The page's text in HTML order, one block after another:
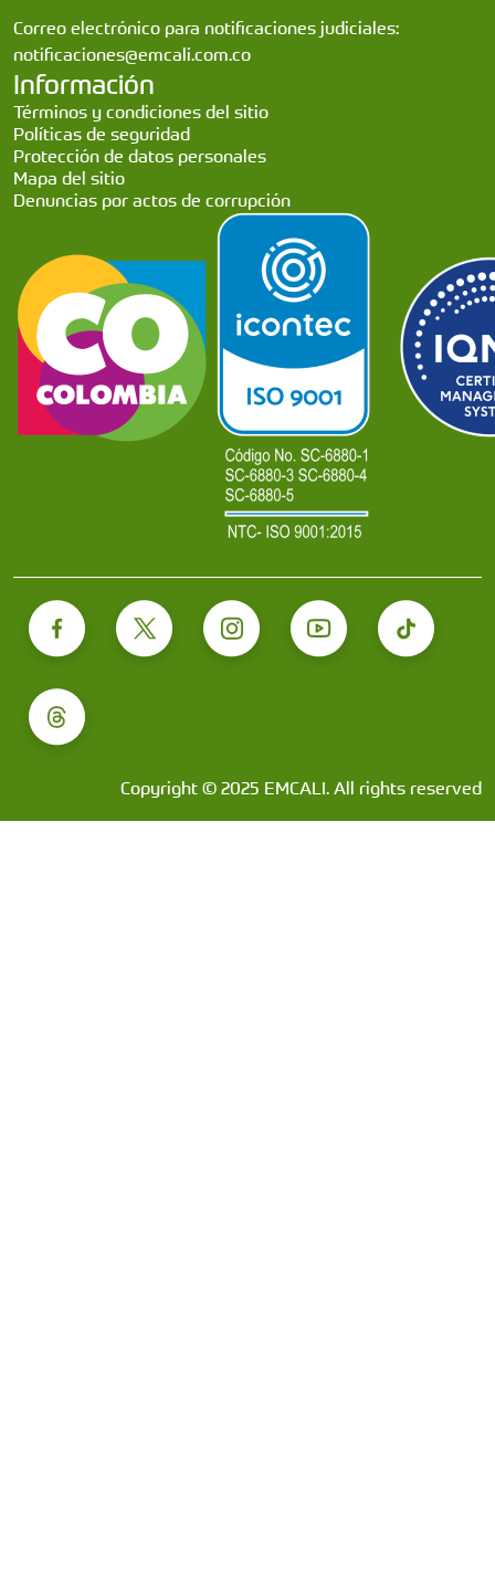
Correo electrónico para notificaciones judiciales:
notificaciones@emcali.com.co
Información
Términos y condiciones del sitio
Políticas de seguridad
Protección de datos personales
Mapa del sitio
Denuncias por actos de corrupción
Copyright © 2025 EMCALI. All rights reserved